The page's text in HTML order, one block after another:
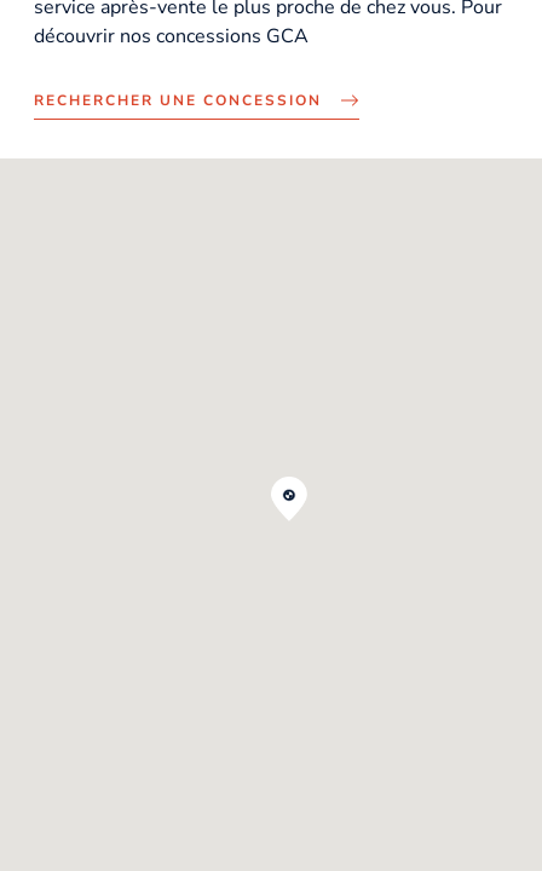
service après-vente le plus proche de chez vous. Pour
découvrir nos concessions GCA
RECHERCHER UNE CONCESSION